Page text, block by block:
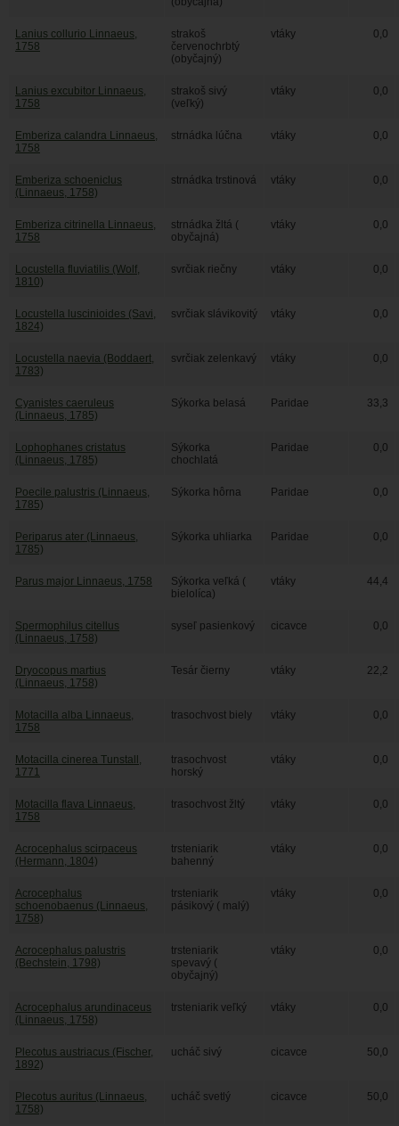
Lanius collurio Linnaeus,
1758
strakoš
červenochrbtý
(obyčajný)
vtáky 0,0
Lanius excubitor Linnaeus,
1758
strakoš sivý
(veľký)
vtáky 0,0
Emberiza calandra Linnaeus,
1758
strnádka lúčna vtáky 0,0
Emberiza schoeniclus
(Linnaeus, 1758)
strnádka trstinová vtáky 0,0
Emberiza citrinella Linnaeus,
1758
strnádka žltá (
obyčajná)
vtáky 0,0
Locustella fluviatilis (Wolf,
1810)
svrčiak riečny vtáky 0,0
Locustella luscinioides (Savi,
1824)
svrčiak slávikovitý vtáky 0,0
Locustella naevia (Boddaert,
1783)
svrčiak zelenkavý vtáky 0,0
Cyanistes caeruleus
(Linnaeus, 1785)
Sýkorka belasá Paridae 33,3
Lophophanes cristatus
(Linnaeus, 1785)
Sýkorka
chochlatá
Paridae 0,0
Poecile palustris (Linnaeus,
1785)
Sýkorka hôrna Paridae 0,0
Periparus ater (Linnaeus,
1785)
Sýkorka uhliarka Paridae 0,0
Parus major Linnaeus, 1758
Sýkorka veľká (
bielolíca)
vtáky 44,4
Spermophilus citellus
(Linnaeus, 1758)
syseľ pasienkový cicavce 0,0
Dryocopus martius
(Linnaeus, 1758)
Tesár čierny vtáky 22,2
Motacilla alba Linnaeus,
1758
trasochvost biely vtáky 0,0
Motacilla cinerea Tunstall,
1771
trasochvost
horský
vtáky 0,0
Motacilla flava Linnaeus,
1758
trasochvost žltý vtáky 0,0
Acrocephalus scirpaceus
(Hermann, 1804)
trsteniarik
bahenný
vtáky 0,0
Acrocephalus
schoenobaenus (Linnaeus,
1758)
trsteniarik
pásikový ( malý)
vtáky 0,0
Acrocephalus palustris
(Bechstein, 1798)
trsteniarik
spevavý (
obyčajný)
vtáky 0,0
Acrocephalus arundinaceus
(Linnaeus, 1758)
trsteniarik veľký vtáky 0,0
Plecotus austriacus (Fischer,
1892)
ucháč sivý cicavce 50,0
Plecotus auritus (Linnaeus,
1758)
ucháč svetlý cicavce 50,0